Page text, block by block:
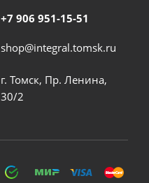
+7 906 951-15-51
shop@integral.tomsk.ru
г. Томск, Пр. Ленина,
30/2